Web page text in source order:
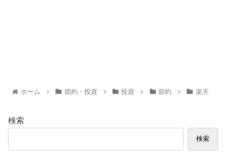
ホーム 節約・投資 投資 節約 楽天
検索
検索